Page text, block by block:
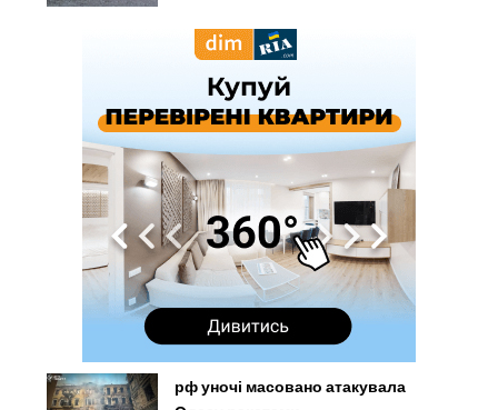
рф уночі масовано атакувала